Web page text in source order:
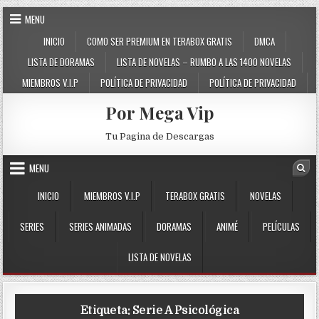
Skip to content
MENU
INICIO
COMO SER PREMIUM EN TERABOX GRATIS
DMCA
LISTA DE DORAMAS
LISTA DE NOVELAS – RUMBO A LAS 1400 NOVELAS
MIEMBROS V.I.P
POLÍTICA DE PRIVACIDAD POLÍTICA DE PRIVACIDAD
Por Mega Vip
Tu Pagina de Descargas
MENU
INICIO
MIEMBROS V.I.P TERABOX GRATIS NOVELAS
SERIES SERIES ANIMADAS DORAMAS ANIMÉ PELÍCULAS
LISTA DE NOVELAS
Etiqueta: Serie A Psicológica